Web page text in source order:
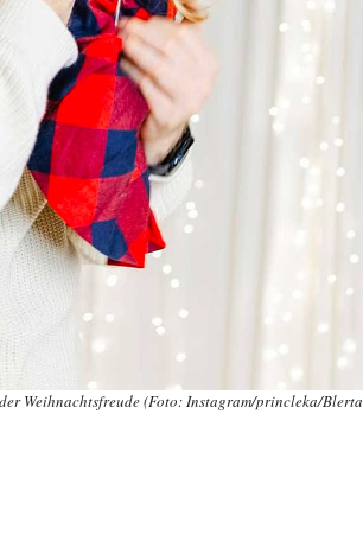
Weihnachtsfreude (Foto: Instagram/princleka/Blerta